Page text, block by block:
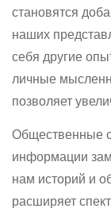
становятся
наших
себя другие
личные
позволяет
Общественные
информации
нам историй и
расширяет